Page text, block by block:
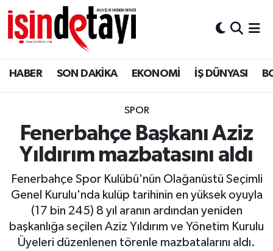
HABER SON DAKİKA EKONOMİ İŞ DÜNYASI
SPOR
Fenerbahçe Başkanı Aziz
Yıldırım mazbatasını aldı
Fenerbahçe Spor Kulübü'nün Olağanüstü Seçimli
Genel Kurulu'nda kulüp tarihinin en yüksek oyuyla
(17 bin 245) 8 yıl aranın ardından yeniden
başkanlığa seçilen Aziz Yıldırım ve Yönetim Kurulu
Üyeleri düzenlenen törenle mazbatalarını aldı.
DÜNYA
Eğitim
ENERJİ HABERİ
HABER
LOJİSTİK
Nöbetçi Eczaneler
Hava Durumu
İstanbul Namaz Vakitleri
Trafik Durumu
Tüm Manşetler
Son Dakika Haberleri